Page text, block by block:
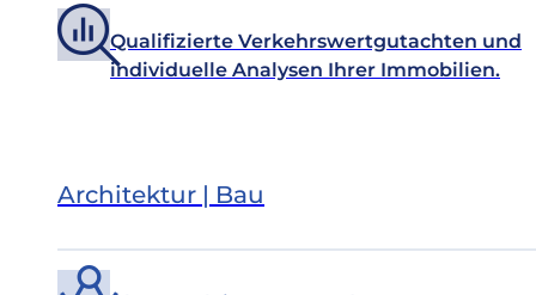
Qualifizierte Verkehrswertgutachten und
individuelle Analysen Ihrer Immobilien.
Architektur | Bau